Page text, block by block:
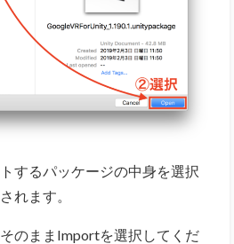
するパッケージの中身を選択
れます。
のままImportを選択してくだ